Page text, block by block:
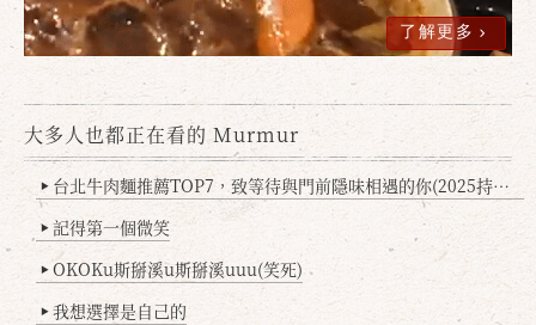
了解更多
大多人也都正在看的 Murmur
▶ 台北牛肉麵推薦TOP7，致等待與門前隱味相遇的你(2025持續更新
▶ 記得第一個微笑
▶ OKOKu斯掰溪u斯掰溪uuu(笑死)
▶ 我想選擇是自己的
確定